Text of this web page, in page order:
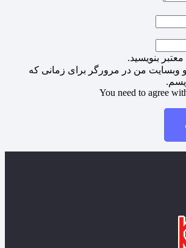
بنویسید.
و وبسایت من در مرورگر برای زمانی که
You need to agree